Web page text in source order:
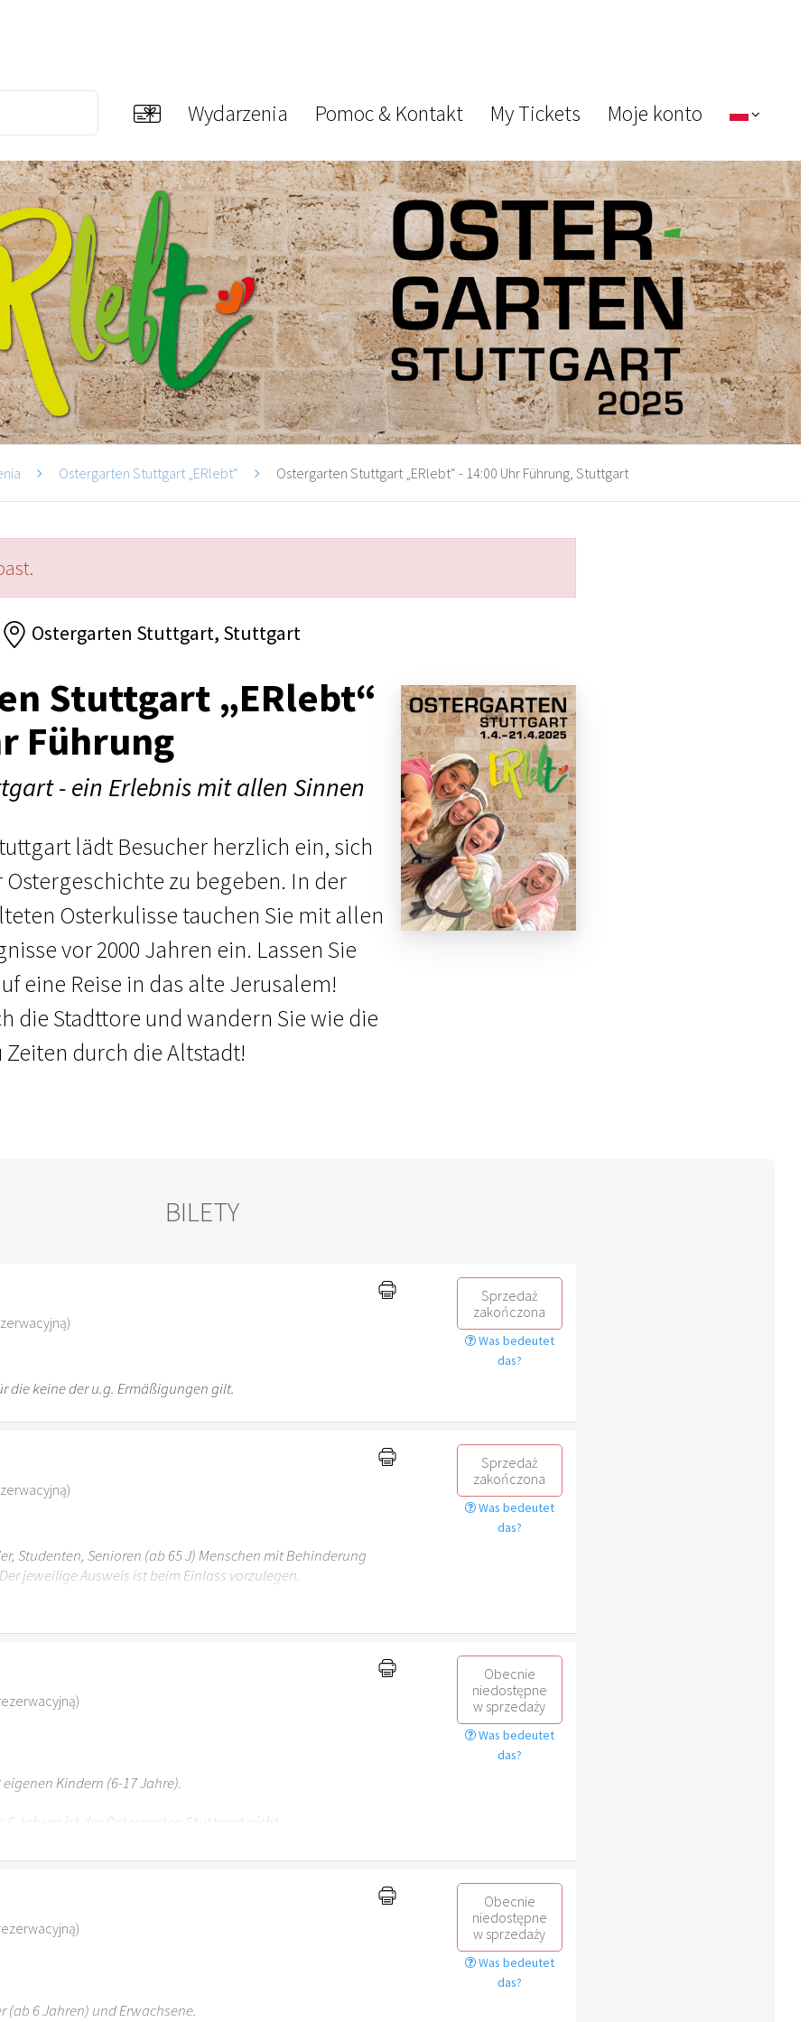
Wydarzenia Pomoc & Kontakt My Tickets Moje konto
Ostergarten Stuttgart „ERlebt“ Ostergarten Stuttgart „ERlebt“ - 14:00 Uhr Führung, Stuttgart
Ostergarten Stuttgart, Stuttgart
Stuttgart „ERlebt“
Führung
- ein Erlebnis mit allen Sinnen
lädt Besucher herzlich ein, sich
Ostergeschichte zu begeben. In der
Osterkulisse tauchen Sie mit allen
vor 2000 Jahren ein. Lassen Sie
eine Reise in das alte Jerusalem!
die Stadttore und wandern Sie wie die
Zeiten durch die Altstadt!
BILETY
Sprzedaż
zakończona
Was bedeutet
das?
die keine der u.g. Ermäßigungen gilt.
Sprzedaż
zakończona
Was bedeutet
das?
Studenten, Senioren (ab 65 J) Menschen mit Behinderung
jeweilige Ausweis ist beim Einlass vorzulegen.
6 Jahren ist der Ostergarten Stuttgart nicht
Obecnie
niedostępne
w sprzedaży
Was bedeutet
das?
Kindern (6-17 Jahre).
6 Jahren ist der Ostergarten Stuttgart nicht
Obecnie
niedostępne
w sprzedaży
Was bedeutet
das?
(ab 6 Jahren) und Erwachsene.